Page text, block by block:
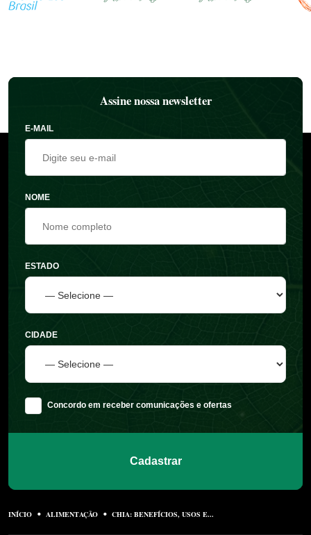
Assine nossa newsletter
E-MAIL
NOME
ESTADO
CIDADE
Concordo em receber comunicações e ofertas
Cadastrar
INÍCIO ALIMENTAÇÃO CHIA: BENEFÍCIOS, USOS E...